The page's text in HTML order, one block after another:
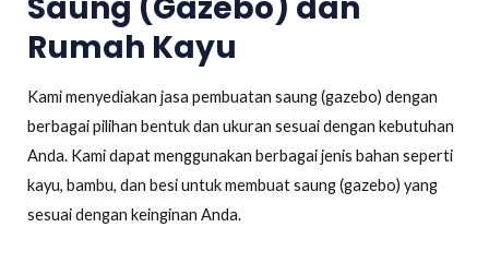
Rumah Kayu
Kami menyediakan jasa pembuatan saung (gazebo) dengan
berbagai pilihan bentuk dan ukuran sesuai dengan kebutuhan
Anda. Kami dapat menggunakan berbagai jenis bahan seperti
kayu, bambu, dan besi untuk membuat saung (gazebo) yang
sesuai dengan keinginan Anda.